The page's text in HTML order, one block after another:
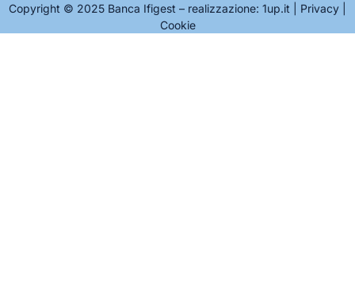
Copyright © 2025 Banca Ifigest – realizzazione: 1up.it Privacy
Cookie